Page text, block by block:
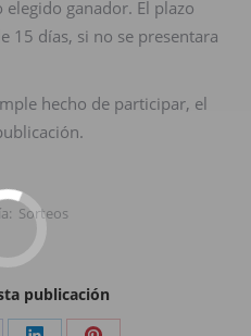
ganador. El plazo
15 días, si no se presentara
hecho de participar, el
Sorteos
publicación